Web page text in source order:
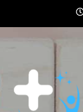
content